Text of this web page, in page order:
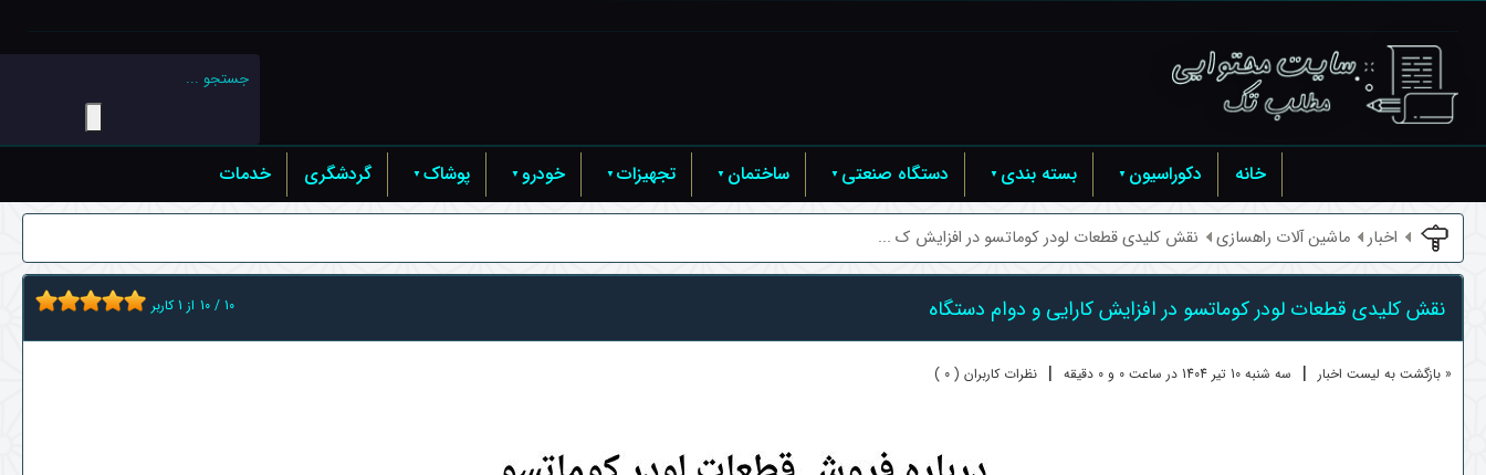
خانه دکوراسیون بسته بندی دستگاه صنعتی ساختمان تجهیزات خودرو پوشاک گردشگری خدمات
اخبار ماشین آلات راهسازی نقش کلیدی قطعات لودر کوماتسو در افزایش ک ...
نقش کلیدی قطعات لودر کوماتسو در افزایش کارایی و دوام دستگاه 10 / 10 از 1کاربر
« بازگشت به لیست اخبار | سه شنبه 10 تير 1404 در ساعت 0 و 0 دقیقه | نظرات کاربران ( 0 )